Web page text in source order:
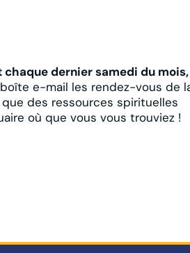
dernier samedi du mois,
e-mail les rendez-vous de
des ressources spirituelles
où que vous vous trouviez !